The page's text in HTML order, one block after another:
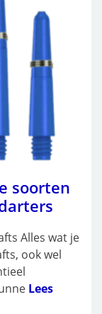
soorten
Alles wat je
ook wel
Lees